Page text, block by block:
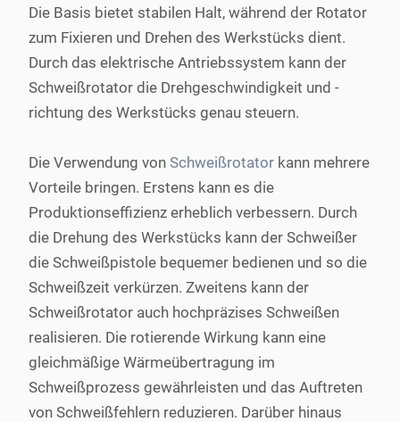
Die Basis bietet stabilen Halt, während der Rotator
zum Fixieren und Drehen des Werkstücks dient.
Durch das elektrische Antriebssystem kann der
Schweißrotator die Drehgeschwindigkeit und -
richtung des Werkstücks genau steuern.
Die Verwendung von Schweißrotator kann mehrere
Vorteile bringen. Erstens kann es die
Produktionseffizienz erheblich verbessern. Durch
die Drehung des Werkstücks kann der Schweißer
die Schweißpistole bequemer bedienen und so die
Schweißzeit verkürzen. Zweitens kann der
Schweißrotator auch hochpräzises Schweißen
realisieren. Die rotierende Wirkung kann eine
gleichmäßige Wärmeübertragung im
Schweißprozess gewährleisten und das Auftreten
von Schweißfehlern reduzieren. Darüber hinaus